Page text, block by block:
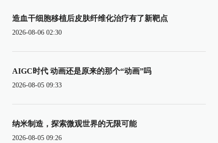
造血干细胞移植后皮肤纤维化治疗有了新靶点
2026-08-06 02:30
AIGC时代 动画还是原来的那个“动画”吗
2026-08-05 09:33
纳米制造，探索微观世界的无限可能
2026-08-05 09:26